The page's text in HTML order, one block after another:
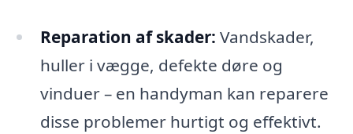
Reparation af skader: Vandskader,
huller i vægge, defekte døre og
vinduer – en handyman kan reparere
disse problemer hurtigt og effektivt.